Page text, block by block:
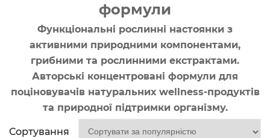
формули
Функціональні рослинні настоянки з
активними природними компонентами,
грибними та рослинними екстрактами.
Авторські концентровані формули для
поціновувачів натуральних wellness-продуктів
та природної підтримки організму.
Сортування